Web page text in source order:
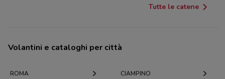
Tutte le catene
Volantini e cataloghi per città
ROMA CIAMPINO